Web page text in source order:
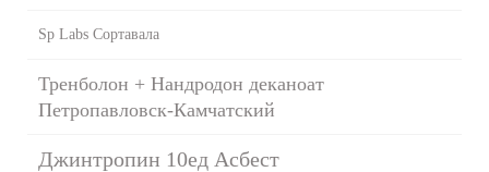
Sp Labs Сортавала
Тренболон + Нандродон деканоат
Петропавловск-Камчатский
Джинтропин 10ед Асбест